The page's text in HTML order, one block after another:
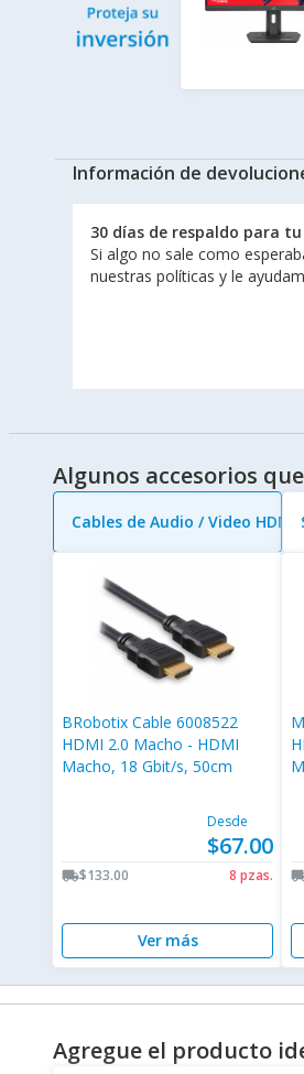
Información de
30 días de respaldo para
Si algo no sale como
nuestras políticas y le
Algunos accesorios
Cables de Audio / Video HDMI
BRobotix Cable 6008522
HDMI 2.0 Macho - HDMI
Macho, 18 Gbit/s, 50cm
Desde
$67.00
local_shipping$133.00 8 pzas.
Ver más
Agregue el producto